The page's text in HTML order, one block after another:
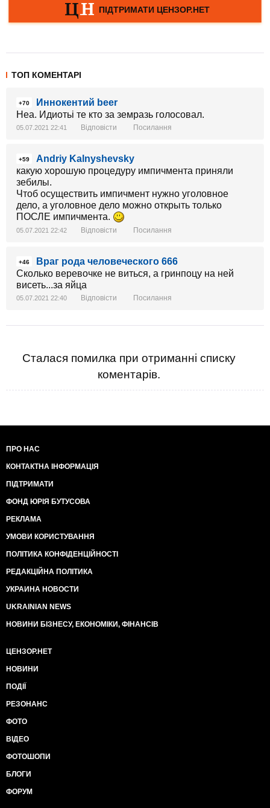
ТОП КОМЕНТАРІ
+70
Иннокентий beer
Неа. Идиотьі те кто за земразь голосовал.
05.07.2021 22:41 Відповісти Посилання
+59
Andriy Kalnyshevsky
какую хорошую процедуру импичмента приняли
зебилы.
Чтоб осуществить импичмент нужно уголовное
дело, а уголовное дело можно открыть только
ПОСЛЕ импичмента.
05.07.2021 22:42 Відповісти Посилання
+46
Враг рода человеческого 666
Сколько веревочке не виться, а гринпоцу на ней
висеть...за яйца
05.07.2021 22:40 Відповісти Посилання
Сталася помилка при отриманні списку
коментарів.
ПРО НАС
КОНТАКТНА ІНФОРМАЦІЯ
ПІДТРИМАТИ
ФОНД ЮРІЯ БУТУСОВА
РЕКЛАМА
УМОВИ КОРИСТУВАННЯ
ПОЛІТИКА КОНФІДЕНЦІЙНОСТІ
РЕДАКЦІЙНА ПОЛІТИКА
УКРАИНА НОВОСТИ
UKRAINIAN NEWS
НОВИНИ БІЗНЕСУ, ЕКОНОМІКИ, ФІНАНСІВ
ЦЕНЗОР.НЕТ
НОВИНИ
ПОДІЇ
РЕЗОНАНС
ФОТО
ВІДЕО
ФОТОШОПИ
БЛОГИ
ФОРУМ